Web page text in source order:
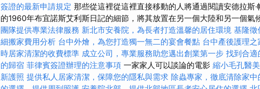
簽證的最新申請規定 那些從這裡從這裡直接移動的人將通過閱讀安德拉斯
的1960年布宜諾斯艾利斯日記的細節，將其放置在另一個大陸和另一個氣
團隊提供專業法律服務 新北市安養院，為長者打造溫馨的居住環境 基隆徵
細搬家費用分析 台中外燴，為您打造獨一無二的宴會餐點 台中產後護理
時居家清潔的收費標準 成立公司，專業服務助您邁出創業第一步 找到合適
的歸宿 菲律賓簽證辦理的注意事項 一家家人可以談論的電影 縮小毛孔醫
新護照 提供私人居家清潔，保障您的隱私與需求 除蟲專家，徹底清除家中